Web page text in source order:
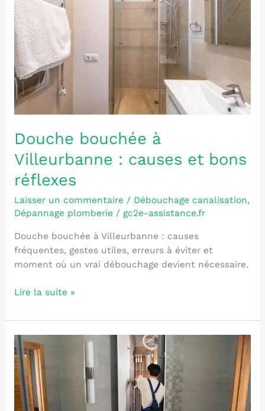
Douche bouchée à
Villeurbanne : causes et bons
réflexes
Laisser un commentaire / Débouchage canalisation,
Dépannage plomberie / gc2e-assistance.fr
Douche bouchée à Villeurbanne : causes
fréquentes, gestes utiles, erreurs à éviter et
moment où un vrai débouchage devient nécessaire.
Villeurbanne
:
causes
et
bons
réflexes
Lire la suite »
Débouchage
canalisation
à
Vénissieux